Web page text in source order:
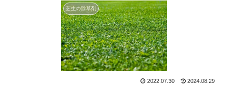
芝生の除草剤
2022.07.30 2024.08.29